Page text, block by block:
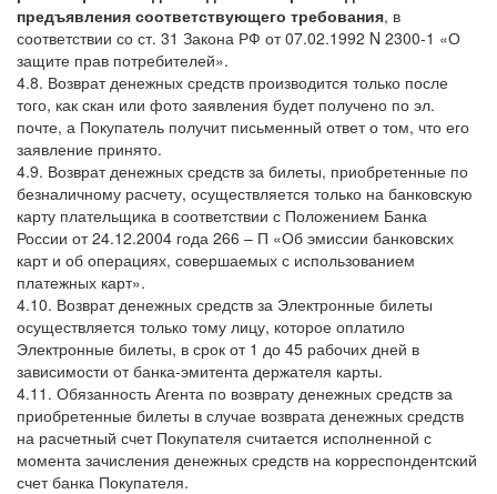
предъявления соответствующего требования, в
соответствии со ст. 31 Закона РФ от 07.02.1992 N 2300-1 «О
защите прав потребителей».
4.8. Возврат денежных средств производится только после
того, как скан или фото заявления будет получено по эл.
почте, а Покупатель получит письменный ответ о том, что его
заявление принято.
4.9. Возврат денежных средств за билеты, приобретенные по
безналичному расчету, осуществляется только на банковскую
карту плательщика в соответствии с Положением Банка
России от 24.12.2004 года 266 – П «Об эмиссии банковских
карт и об операциях, совершаемых с использованием
платежных карт».
4.10. Возврат денежных средств за Электронные билеты
осуществляется только тому лицу, которое оплатило
Электронные билеты, в срок от 1 до 45 рабочих дней в
зависимости от банка-эмитента держателя карты.
4.11. Обязанность Агента по возврату денежных средств за
приобретенные билеты в случае возврата денежных средств
на расчетный счет Покупателя считается исполненной с
момента зачисления денежных средств на корреспондентский
счет банка Покупателя.